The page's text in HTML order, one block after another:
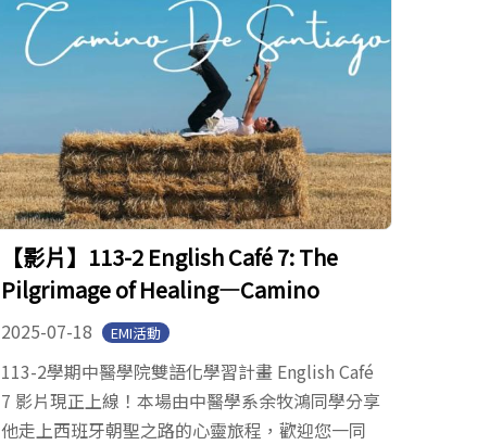
【影片】113-2 English Café 7: The
Pilgrimage of Healing—Camino
2025-07-18 EMI活動
113-2學期中醫學院雙語化學習計畫 English Café
7 影片現正上線！本場由中醫學系余牧鴻同學分享
他走上西班牙朝聖之路的心靈旅程，歡迎您一同